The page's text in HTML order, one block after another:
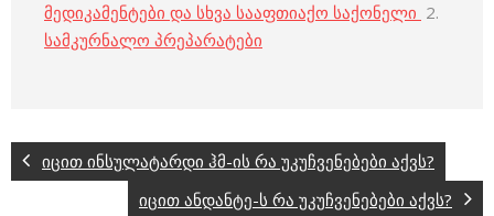
მედიკამენტები და სხვა სააფთიაქო საქონელი 2.
სამკურნალო პრეპარატები
იცით ინსულატარდი ჰმ-ის რა უკუჩვენებები აქვს?
იცით ანდანტე-ს რა უკუჩვენებები აქვს?